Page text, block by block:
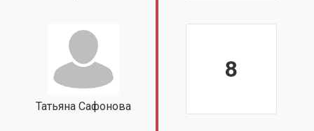
Татьяна Сафонова
8